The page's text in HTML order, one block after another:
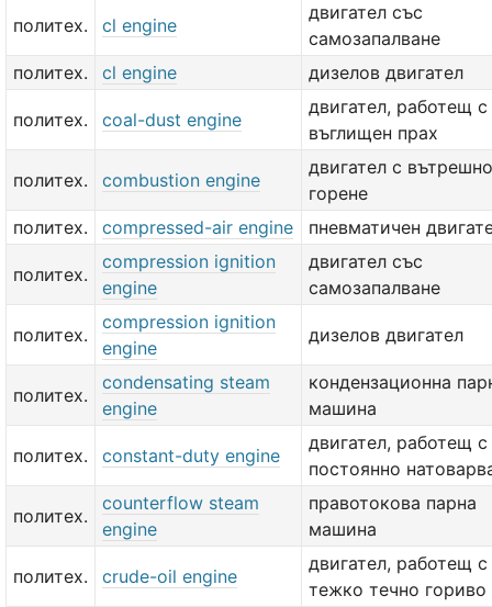
политех. cl engine
двигател със
самозапалване
политех.
cl engine дизелов двигател
политех. coal-dust engine
двигател, работещ с
въглищен прах
политех. combustion engine
двигател с вътрешно
горене
политех.
compressed-air engine пневматичен
политех.
compression ignition
engine
двигател със
самозапалване
политех.
compression ignition
engine
дизелов двигател
политех.
condensating steam
engine
кондензационна
машина
политех. constant-duty engine
двигател, работещ с
постоянно
политех.
counterflow steam
engine
правотокова парна
машина
политех. crude-oil engine
двигател, работещ с
тежко течно гориво